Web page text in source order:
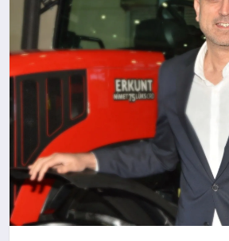
GÜNDEM